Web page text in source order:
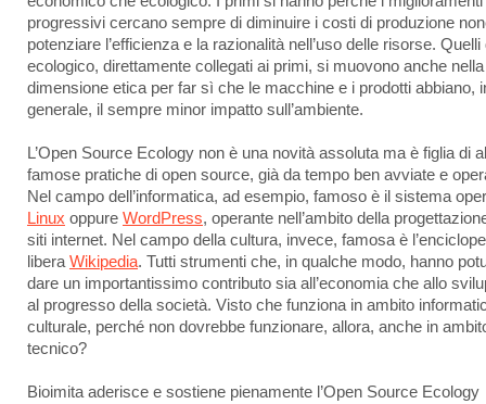
progressivi cercano sempre di diminuire i costi di produzione
potenziare l’efficienza e la razionalità nell’uso delle risorse. Quelli
ecologico, direttamente collegati ai primi, si muovono anche nella
dimensione etica per far sì che le macchine e i prodotti abbiano,
generale, il sempre minor impatto sull’ambiente.
L’Open Source Ecology non è una novità assoluta ma è figlia di
famose pratiche di open source, già da tempo ben avviate e
Nel campo dell’informatica, ad esempio, famoso è il sistema
Linux oppure WordPress, operante nell’ambito della
siti internet. Nel campo della cultura, invece, famosa è
libera Wikipedia. Tutti strumenti che, in qualche modo, hanno
dare un importantissimo contributo sia all’economia che allo
al progresso della società. Visto che funziona in ambito
culturale, perché non dovrebbe funzionare, allora, anche in
tecnico?
Bioimita aderisce e sostiene pienamente l’Open Source Ecology